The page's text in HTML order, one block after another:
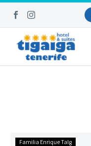
Wladimiro
Familia Enrique Talg